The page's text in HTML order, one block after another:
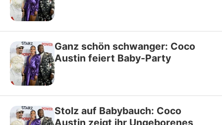
Ganz schön schwanger: Coco
Austin feiert Baby-Party
Stolz auf Babybauch: Coco
Austin zeigt ihr Ungeborenes